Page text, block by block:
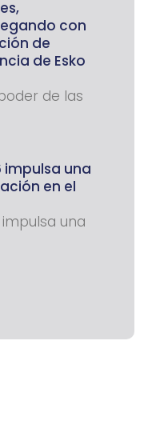
con
de
de Esko
de las
impulsa una
en el
impulsa una